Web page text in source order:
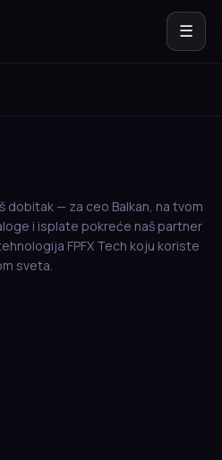
☰
dobitak — za ceo Balkan, na tvom
i isplate pokreće naš partner
FPFX Tech koju koriste
sveta.